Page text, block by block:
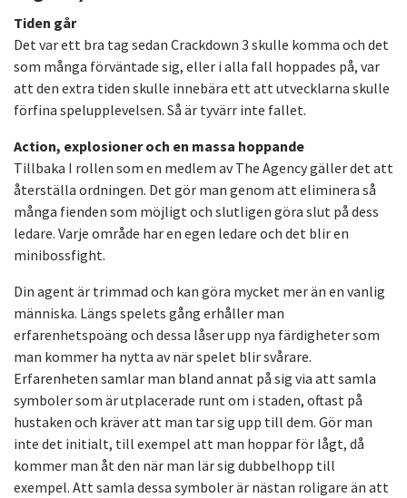
Tiden går
Det var ett bra tag sedan Crackdown 3 skulle komma och det
som många förväntade sig, eller i alla fall hoppades på, var
att den extra tiden skulle innebära ett att utvecklarna skulle
förfina spelupplevelsen. Så är tyvärr inte fallet.
Action, explosioner och en massa hoppande
Tillbaka I rollen som en medlem av The Agency gäller det att
återställa ordningen. Det gör man genom att eliminera så
många fienden som möjligt och slutligen göra slut på dess
ledare. Varje område har en egen ledare och det blir en
minibossfight.
Din agent är trimmad och kan göra mycket mer än en vanlig
människa. Längs spelets gång erhåller man
erfarenhetspoäng och dessa låser upp nya färdigheter som
man kommer ha nytta av när spelet blir svårare.
Erfarenheten samlar man bland annat på sig via att samla
symboler som är utplacerade runt om i staden, oftast på
hustaken och kräver att man tar sig upp till dem. Gör man
inte det initialt, till exempel att man hoppar för lågt, då
kommer man åt den när man lär sig dubbelhopp till
exempel. Att samla dessa symboler är nästan roligare än att